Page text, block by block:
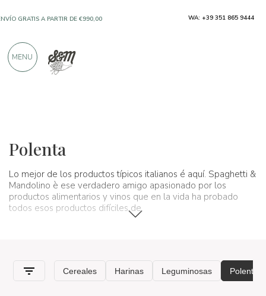
Polenta
Lo mejor de los productos típicos italianos é aquí. Spaghetti &
Mandolino è ese verdadero amigo apasionado por los
productos alimentarios y vinos que en la vida ha probado
todos esos productos difíciles de
GRATIS A PARTIR DE €990,00
PRODUCTOS DE FABRICANTES
WA: +39 351 865 9444
MENU